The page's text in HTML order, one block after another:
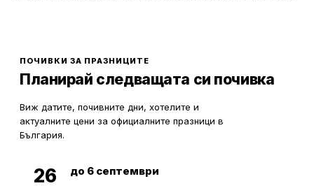
ПОЧИВКИ ЗА ПРАЗНИЦИТЕ
Планирай следващата си почивка
Виж датите, почивните дни, хотелите и
актуалните цени за официалните празници в
България.
26 до 6 септември